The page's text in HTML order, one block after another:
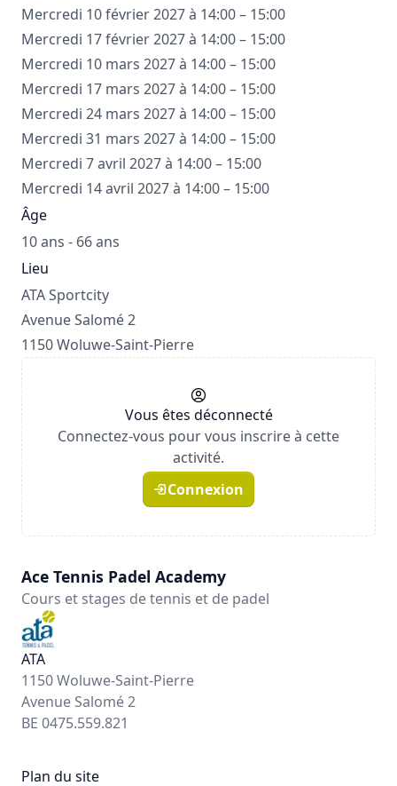
Mercredi 10 février 2027 à 14:00 – 15:00
Mercredi 17 février 2027 à 14:00 – 15:00
Mercredi 10 mars 2027 à 14:00 – 15:00
Mercredi 17 mars 2027 à 14:00 – 15:00
Mercredi 24 mars 2027 à 14:00 – 15:00
Mercredi 31 mars 2027 à 14:00 – 15:00
Mercredi 7 avril 2027 à 14:00 – 15:00
Mercredi 14 avril 2027 à 14:00 – 15:00
Âge
10 ans - 66 ans
Lieu
ATA Sportcity
Avenue Salomé 2
1150 Woluwe-Saint-Pierre
Vous êtes déconnecté
Connectez-vous pour vous inscrire à cette
activité.
Connexion
Ace Tennis Padel Academy
Cours et stages de tennis et de padel
ATA
1150 Woluwe-Saint-Pierre
Avenue Salomé 2
BE 0475.559.821
Plan du site